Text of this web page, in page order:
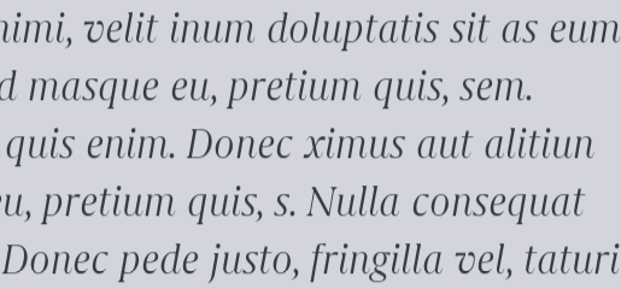
velit inum doluptatis sit as eum
eu, pretium quis, sem.
enim. Donec ximus aut alitiun
pretium quis, s. Nulla consequat
pede justo, fringilla vel, taturi